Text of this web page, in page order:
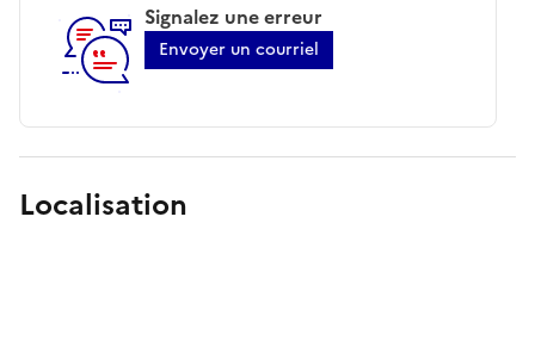
Signalez une erreur
Envoyer un courriel
Localisation